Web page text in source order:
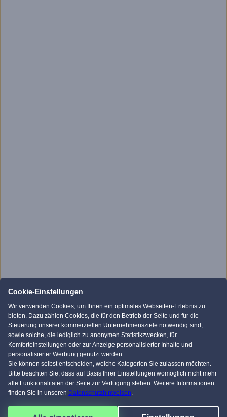
Cookie-Einstellungen
Wir verwenden Cookies, um Ihnen ein optimales Webseiten-Erlebnis zu
bieten. Dazu zählen Cookies, die für den Betrieb der Seite und für die
Steuerung unserer kommerziellen Unternehmensziele notwendig sind,
sowie solche, die lediglich zu anonymen Statistikzwecken, für
Komforteinstellungen oder zur Anzeige personalisierter Inhalte und
personalisierter Werbung genutzt werden.
Sie können selbst entscheiden, welche Kategorien Sie zulassen möchten.
Bitte beachten Sie, dass auf Basis Ihrer Einstellungen womöglich nicht mehr
alle Funktionalitäten der Seite zur Verfügung stehen. Weitere Informationen
finden Sie in unseren Datenschutzhinweisen.